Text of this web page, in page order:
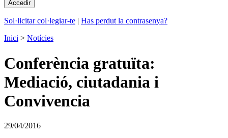
Sol·licitar col·legiar-te | Has perdut la contrasenya?
Inici > Notícies
Conferència gratuïta:
Mediació, ciutadania i
Convivencia
29/04/2016